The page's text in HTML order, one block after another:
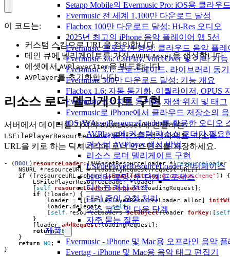
Setapp Mobile의 Evermusic Pro: iOS용 클라우
Evermusic 전 세계 1,100만 다운로드 달성
Flacbox 100만 다운로드 달성: Hi-Res 오디오
2025년 최고의 iPhone 음악 플레이어 앱 5선
Evermusic 프로모션 영상: 클라우드 음악 플레
Evermusic 3.6: CarPlay, VoiceOver 및 기타 기능
Evermusic 3.1: 크로스페이드, 라이브러리 동
Evermusic 300만 다운로드 달성: 기능 개요
Flacbox 1.6: 자동 동기화, 이퀄라이저, OPUS
Evermusic 2.3: 자동 동기화, 재생 위치 및 태그
Evermusic로 iPhone에서 클라우드 저장소의
iOS AVAssetResourceLoader를 활용한 오디오
AVPlayer에 커스텀 리소스 로더가 필요
커스텀 AVPlayer 생성 방법
리소스 로더 델리게이트 구현
LSFilePlayerResourceLoader 인터페이스
데이터 로딩: 두 단계 프로세스
디스크 캐싱 전략
대기 중인 요청 처리
소스 코드 및 다음 단계
자주 묻는 질문
제품
Evermusic - iPhone 및 Mac용 오프라인 음악
Evertag - iPhone 및 Mac용 음악 태그 편집기
이 코드는:
커스텀 스킴으로 URL을 정의합니다
메인 큐에 델리게이트를 가진AVURLAsset을 생성합니다
에셋에서 AVPlayerItem을 빌드합니다
AVPlayer를 초기화합니다
리소스 로더 델리게이트 구현
서버에서 데이터를 가져와AVURLAsset에 전달하는
LSFilePlayerResourceLoader클래스를 생성하세요. 리소스
URL을 키로 하는 딕셔너리에 로더 인스턴스를 저장하세요.
- ( BOOL ) resourceLoader:( AVAssetResourceLoader * ) resourceLoader
NSURL
* resourceURL = [loadingRequest.request URL];
if
([ resourceURL .scheme isEqualToString : @"customscheme" ])
{
LSFilePlayerResourceLoader *loader =
self resourceLoaderForRequest:loadingRequest ];
if
( ! loader)
{
loader = [[LSFilePlayerResourceLoader alloc
loader. delegate = self;
self . resourceLoaders setObject:loader forKey:[ self
}
loader addRequest:loadingRequest ];
return YES
}
return
NO ;
}